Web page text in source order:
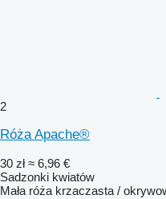
2
Róża Apache®
30 zł ≈ 6,96 €
Sadzonki kwiatów
Mała róża krzaczasta /